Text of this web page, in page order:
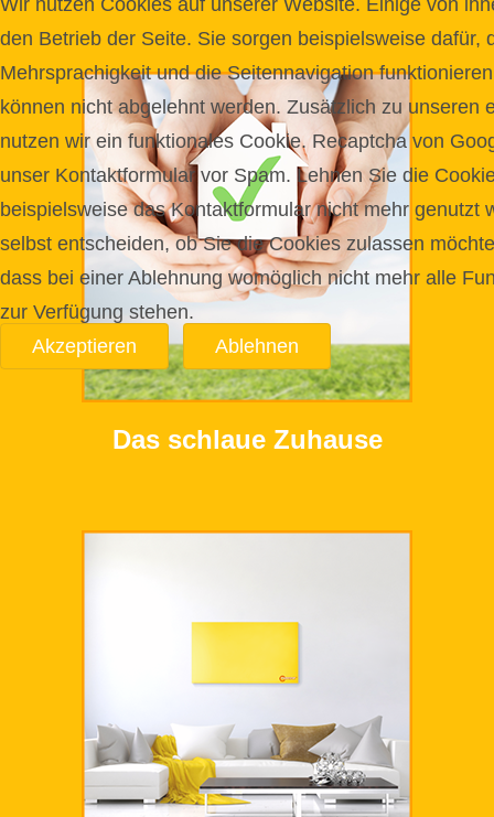
Das schlaue Zuhause
den Betrieb der Seite. Sie sorgen beispielsweise dafür,
Mehrsprachigkeit und die Seitennavigation
können nicht abgelehnt werden. Zusätzlich zu unseren
nutzen wir ein funktionales Cookie. Recaptcha von
unser Kontaktformular vor Spam. Lehnen Sie die
beispielsweise das Kontaktformular nicht mehr genutzt
selbst entscheiden, ob Sie die Cookies zulassen
dass bei einer Ablehnung womöglich nicht mehr alle
zur Verfügung stehen.
Akzeptieren
Ablehnen